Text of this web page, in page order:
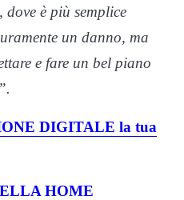
è più semplice
un danno, ma
e fare un bel piano
DIGITALE la tua
HOME